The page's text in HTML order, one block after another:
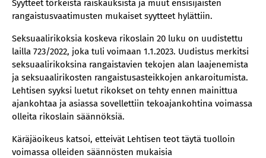
​Syytteet törkeistä raiskauksista ja muut ensisijaisten
rangaistusvaatimusten mukaiset syytteet hylättiin.
Seksuaalirikoksia koskeva rikoslain 20 luku on uudistettu
lailla 723/2022, joka tuli voimaan 1.1.2023. Uudistus merkitsi
seksuaalirikoksina rangaistavien tekojen alan laajenemista
ja seksuaalirikosten rangaistusasteikkojen ankaroitumista.
Lehtisen syyksi luetut rikokset on tehty ennen mainittua
ajankohtaa ja asiassa sovellettiin tekoajankohtina voimassa
olleita rikoslain säännöksiä.
Käräjäoikeus katsoi, etteivät Lehtisen teot täytä tuolloin
voimassa olleiden säännösten mukaisia